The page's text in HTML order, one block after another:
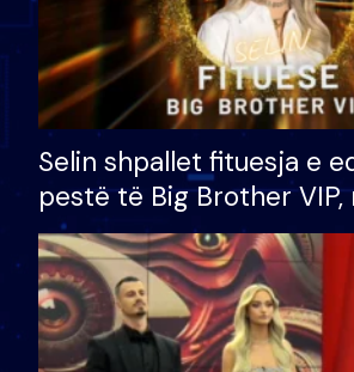
Selin shpallet fituesja e
pestë të Big Brother
çmimin e madh prej 100